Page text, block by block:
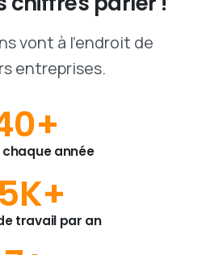
vont à l'endroit de
entreprises.
+
chaque année
K+
travail par an